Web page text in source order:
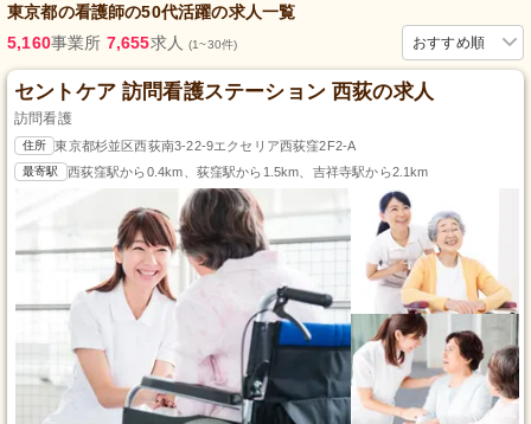
東京都の看護師の50代活躍の求人一覧
おすすめ順
5,160事業所 7,655求人(1~30件)
セントケア 訪問看護ステーション 西荻の求人
訪問看護
住所 東京都杉並区西荻南3-22-9エクセリア西荻窪2F2-A
最寄駅 西荻窪駅から0.4km、荻窪駅から1.5km、吉祥寺駅から2.1km